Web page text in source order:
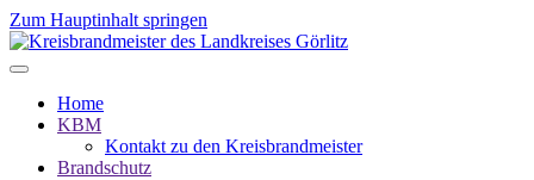
Zum Hauptinhalt springen
Home
KBM
Kontakt zu den Kreisbrandmeister
Brandschutz